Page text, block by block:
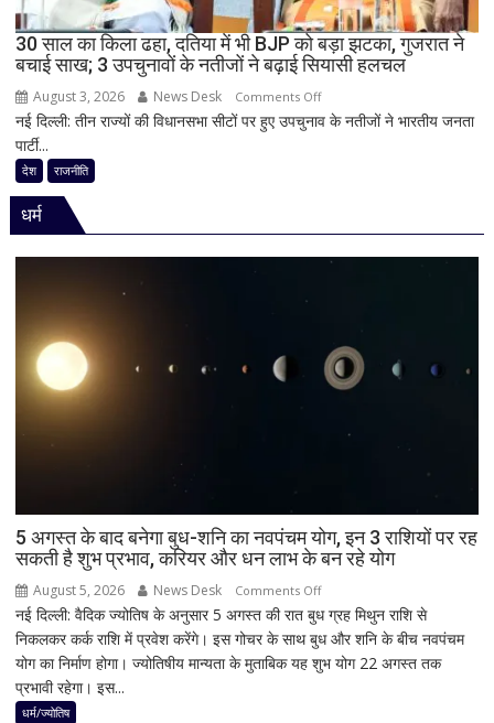
दी
खुली
चेतावनी;
JDU
ने
30 साल का किला ढहा, दतिया में भी BJP को बड़ा झटका, गुजरात ने
बचाई साख; 3 उपचुनावों के नतीजों ने बढ़ाई सियासी हलचल
August 3, 2026 News Desk Comments Offon
30
दतिया
बड़ा
झटका,
उपचुनावों
के
बढ़ाई
सियासी
हलचल
नई दिल्ली: तीन राज्यों की विधानसभा सीटों पर हुए उपचुनाव के नतीजों ने भारतीय जनता
पार्टी...
देश राजनीति
धर्म
5 अगस्त के बाद बनेगा बुध-शनि का नवपंचम योग, इन 3 राशियों पर रह
सकती है शुभ प्रभाव, करियर और धन लाभ के बन रहे योग
August 5, 2026 News Desk Comments Offon
5
अगस्त
के
नई दिल्ली: वैदिक ज्योतिष के अनुसार 5 अगस्त की रात बुध ग्रह मिथुन राशि से
निकलकर कर्क राशि में प्रवेश करेंगे। इस गोचर के साथ बुध और शनि के बीच नवपंचम
योग का निर्माण होगा। ज्योतिषीय मान्यता के मुताबिक यह शुभ योग 22 अगस्त तक
प्रभावी रहेगा। इस...
धर्म/ज्योतिष